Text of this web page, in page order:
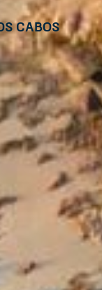
Cabos